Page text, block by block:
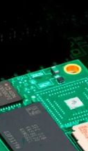
automatico.